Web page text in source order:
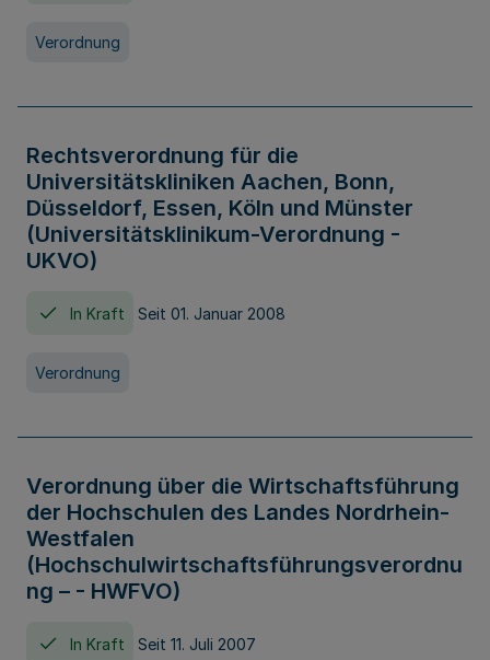
Verordnung
Rechtsverordnung für die
Universitätskliniken Aachen, Bonn,
Düsseldorf, Essen, Köln und Münster
(Universitätsklinikum-Verordnung -
UKVO)
In Kraft Seit 01. Januar 2008
Verordnung
Verordnung über die Wirtschaftsführung
der Hochschulen des Landes Nordrhein-
Westfalen
(Hochschulwirtschaftsführungsverordnu
ng – - HWFVO)
In Kraft Seit 11. Juli 2007